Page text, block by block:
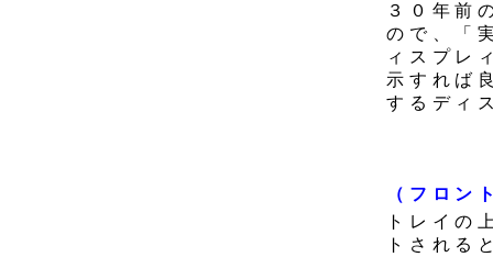
３０年前
ので、「
ィスプレ
示すれば
するディ
（フロン
トレイの
トされる